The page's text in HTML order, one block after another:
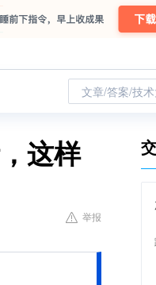
文章/答案/技
这样
举报